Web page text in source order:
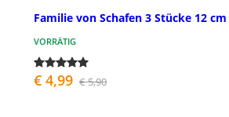
Familie von Schafen 3 Stücke 12
VORRÄTIG
€ 4,99 € 5,90